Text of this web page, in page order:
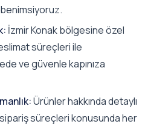
İzmir Konak bölgesine özel
süreçleri ile
ve güvenle kapınıza
Ürünler hakkında detaylı
süreçleri konusunda her